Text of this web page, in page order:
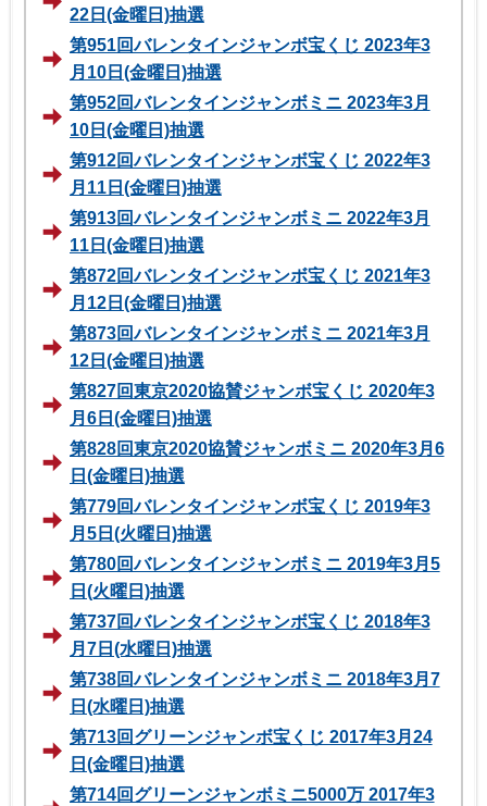
22日(金曜日)抽選
第951回バレンタインジャンボ宝くじ 2023年3
月10日(金曜日)抽選
第952回バレンタインジャンボミニ 2023年3月
10日(金曜日)抽選
第912回バレンタインジャンボ宝くじ 2022年3
月11日(金曜日)抽選
第913回バレンタインジャンボミニ 2022年3月
11日(金曜日)抽選
第872回バレンタインジャンボ宝くじ 2021年3
月12日(金曜日)抽選
第873回バレンタインジャンボミニ 2021年3月
12日(金曜日)抽選
第827回東京2020協賛ジャンボ宝くじ 2020年3
月6日(金曜日)抽選
第828回東京2020協賛ジャンボミニ 2020年3月6
日(金曜日)抽選
第779回バレンタインジャンボ宝くじ 2019年3
月5日(火曜日)抽選
第780回バレンタインジャンボミニ 2019年3月5
日(火曜日)抽選
第737回バレンタインジャンボ宝くじ 2018年3
月7日(水曜日)抽選
第738回バレンタインジャンボミニ 2018年3月7
日(水曜日)抽選
第713回グリーンジャンボ宝くじ 2017年3月24
日(金曜日)抽選
第714回グリーンジャンボミニ5000万 2017年3